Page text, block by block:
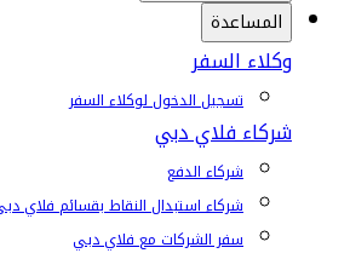
المساعدة
وكلاء السفر
تسجيل الدخول لوكلاء السفر
شركاء فلاي دبي
شركاء الدفع
شركاء استبدال النقاط بقسائم فلاي
سفر الشركات مع فلاي دبي